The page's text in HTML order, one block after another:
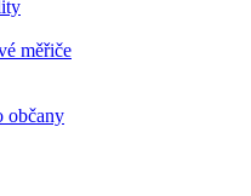
měřiče
občany